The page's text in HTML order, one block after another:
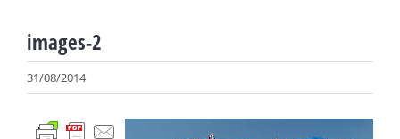
images-2
31/08/2014